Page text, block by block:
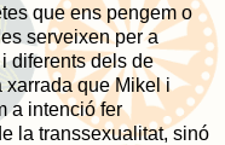
que ens pengem o
serveixen per a
diferents dels de
xarrada que Mikel i
a intenció fer
la transsexualitat, sinó